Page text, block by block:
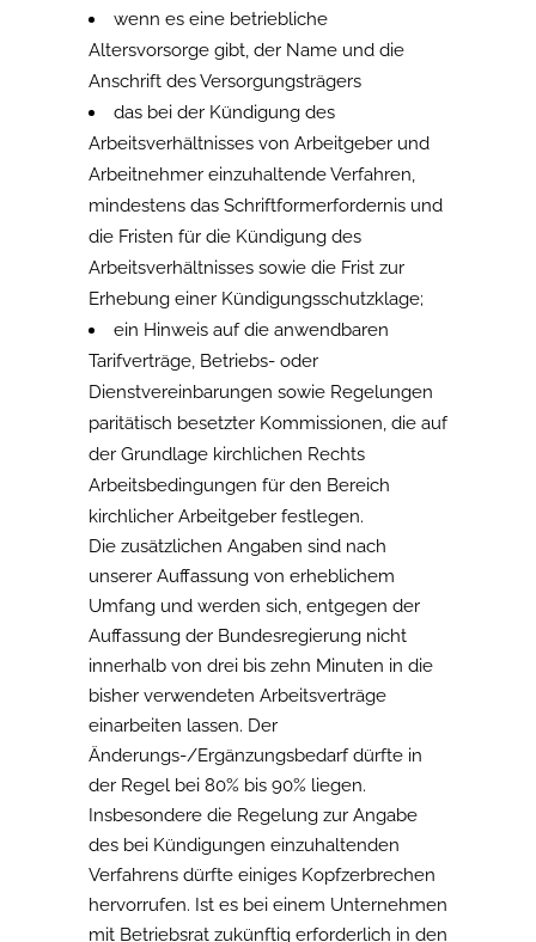
wenn es eine betriebliche
Altersvorsorge gibt, der Name und die
Anschrift des Versorgungsträgers
das bei der Kündigung des
Arbeitsverhältnisses von Arbeitgeber und
Arbeitnehmer einzuhaltende Verfahren,
mindestens das Schriftformerfordernis und
die Fristen für die Kündigung des
Arbeitsverhältnisses sowie die Frist zur
Erhebung einer Kündigungsschutzklage;
ein Hinweis auf die anwendbaren
Tarifverträge, Betriebs- oder
Dienstvereinbarungen sowie Regelungen
paritätisch besetzter Kommissionen, die auf
der Grundlage kirchlichen Rechts
Arbeitsbedingungen für den Bereich
kirchlicher Arbeitgeber festlegen.
Die zusätzlichen Angaben sind nach
unserer Auffassung von erheblichem
Umfang und werden sich, entgegen der
Auffassung der Bundesregierung nicht
innerhalb von drei bis zehn Minuten in die
bisher verwendeten Arbeitsverträge
einarbeiten lassen. Der
Änderungs-/Ergänzungsbedarf dürfte in
der Regel bei 80% bis 90% liegen.
Insbesondere die Regelung zur Angabe
des bei Kündigungen einzuhaltenden
Verfahrens dürfte einiges Kopfzerbrechen
hervorrufen. Ist es bei einem Unternehmen
mit Betriebsrat zukünftig erforderlich in den